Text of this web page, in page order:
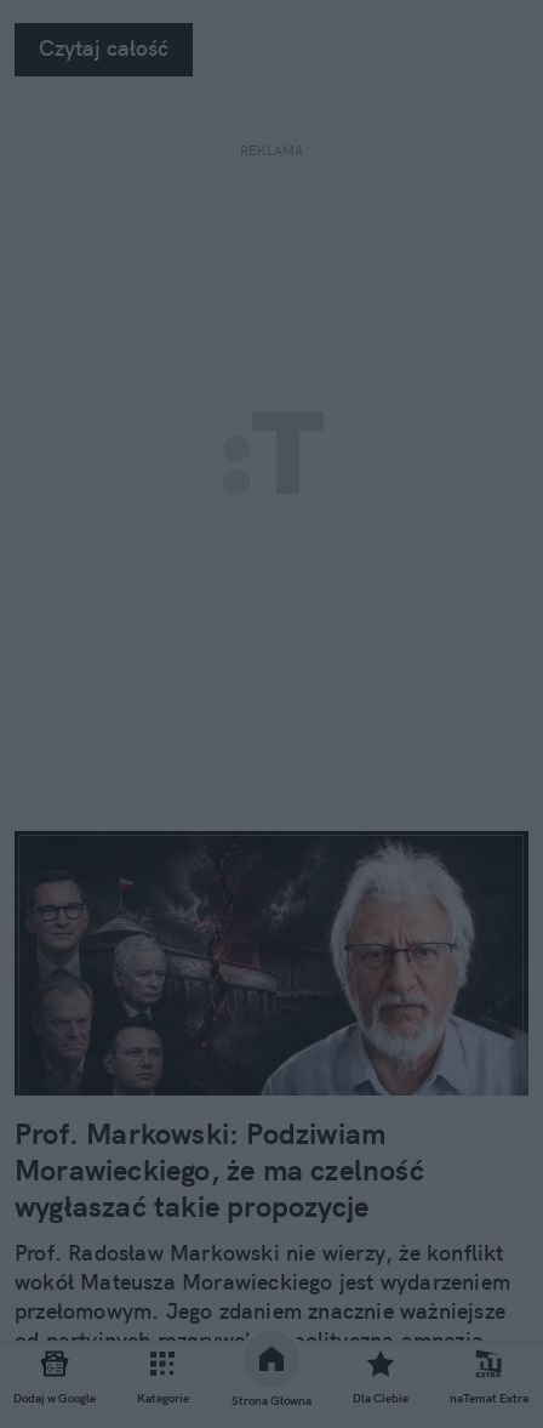
Dodaj w Google Kategorie Strona Główna Dla Ciebie naTemat Extra
Czytaj całość
REKLAMA
Prof. Markowski: Podziwiam
Morawieckiego, że ma czelność
wygłaszać takie propozycje
Prof. Radosław Markowski nie wierzy, że konflikt
wokół Mateusza Morawieckiego jest wydarzeniem
przełomowym. Jego zdaniem znacznie ważniejsze
od partyjnych rozgrywek są polityczna amnezja
wyborców, degradacja debaty publicznej i rosnąca
niechęć do mierzenia się ze skomplikowaną